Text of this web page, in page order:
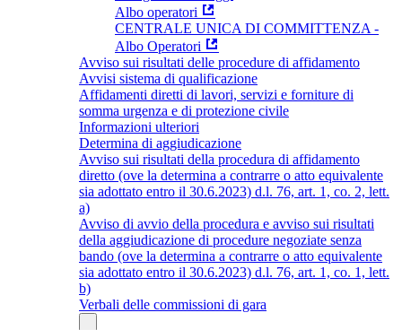
Albo operatori
CENTRALE UNICA DI COMMITTENZA -
Albo Operatori
Avviso sui risultati delle procedure di affidamento
Avvisi sistema di qualificazione
Affidamenti diretti di lavori, servizi e forniture di
somma urgenza e di protezione civile
Informazioni ulteriori
Determina di aggiudicazione
Avviso sui risultati della procedura di affidamento
diretto (ove la determina a contrarre o atto equivalente
sia adottato entro il 30.6.2023) d.l. 76, art. 1, co. 2, lett.
a)
Avviso di avvio della procedura e avviso sui risultati
della aggiudicazione di procedure negoziate senza
bando (ove la determina a contrarre o atto equivalente
sia adottato entro il 30.6.2023) d.l. 76, art. 1, co. 1, lett.
b)
Verbali delle commissioni di gara